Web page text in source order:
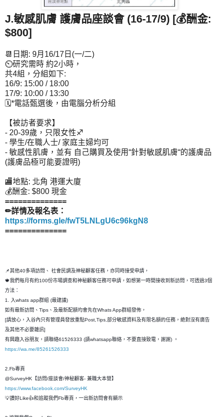
J.敏感肌膚 護膚品座談會 (16-17/9) [💰酬金:
$800]
📆日期: 9月16/17日(一/二)
⏲研究需時 約2小時，
共4組，分組如下:
16/9: 15:00 / 18:00
17/9: 10:00 / 13:30
🗓*電話甄選後，由電腦分析分組
【被訪者要求】
- 20-39歲，只限女性♐
- 學生/在職人士/ 家庭主婦均可
- 敏感性肌膚，並有 自己購買及使用“針對敏感肌膚“的護膚品
(護膚品極可能要證明)
🏬地點: 北角 港運大廈
💰酬金: $800 現金
==============
✏詳情及報名表：
https://forms.gle/fwT5LNLgU6c96kgN8
==============
📌其他40多項訪問、 社會民調及神秘顧客任務，亦同時接受申請，
🍁我們每月有約100份市場調查和神秘顧客任務可申請，如想第一時間接收到新訪問，可透過3個
方法：
1. 入whats app群組 (最建議)
如有最新訪問、Tips、及最新配額均會先在Whats App群組發佈，
[請放心，入谷內只有管理員發放重點Post,Tips,部分敏感資料及有限名額的任務，絶對沒有廣告
及其他不必要雜訊]
有興趣入谷朋友，請聯絡61526333 (請whatsapp聯絡，不要直接致電，謝謝) 。
https://wa.me/85261526333
2.Fb專頁
@SurveyHK【訪問/座談會/神秘顧客- 兼職大本營】
https://www.facebook.com/SurveyHK
💡讚好Like👍和追蹤我們Fb專頁，一出新訪問會有顯示